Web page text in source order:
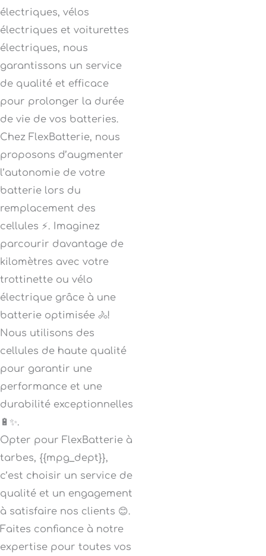
électriques, vélos
électriques et voiturettes
électriques, nous
garantissons un service
de qualité et efficace
pour prolonger la durée
de vie de vos batteries.
Chez FlexBatterie, nous
proposons d’augmenter
l’autonomie de votre
batterie lors du
remplacement des
cellules ⚡. Imaginez
parcourir davantage de
kilomètres avec votre
trottinette ou vélo
électrique grâce à une
batterie optimisée 🚴!
Nous utilisons des
cellules de haute qualité
pour garantir une
performance et une
durabilité exceptionnelles
🔋✨.
Opter pour FlexBatterie à
tarbes, {{mpg_dept}},
c’est choisir un service de
qualité et un engagement
à satisfaire nos clients 😊.
Faites confiance à notre
expertise pour toutes vos